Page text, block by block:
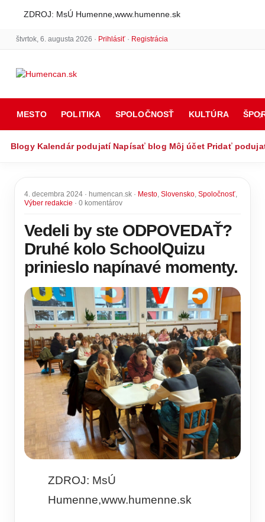
ZDROJ: MsÚ Humenne,www.humenne.sk
štvrtok, 6. augusta 2026 · Prihlásiť· Registrácia
MESTO POLITIKA SPOLOČNOSŤ KULTÚRA
Blogy Kalendár podujatí Napísať blog Môj účet Pridať
4. decembra 2024 · humencan.sk · Mesto, Slovensko, Spoločnosť,
Výber redakcie · 0 komentárov
Vedeli by ste ODPOVEDAŤ?
Druhé kolo SchoolQuizu
prinieslo napínavé momenty.
ZDROJ: MsÚ
Humenne,www.humenne.sk